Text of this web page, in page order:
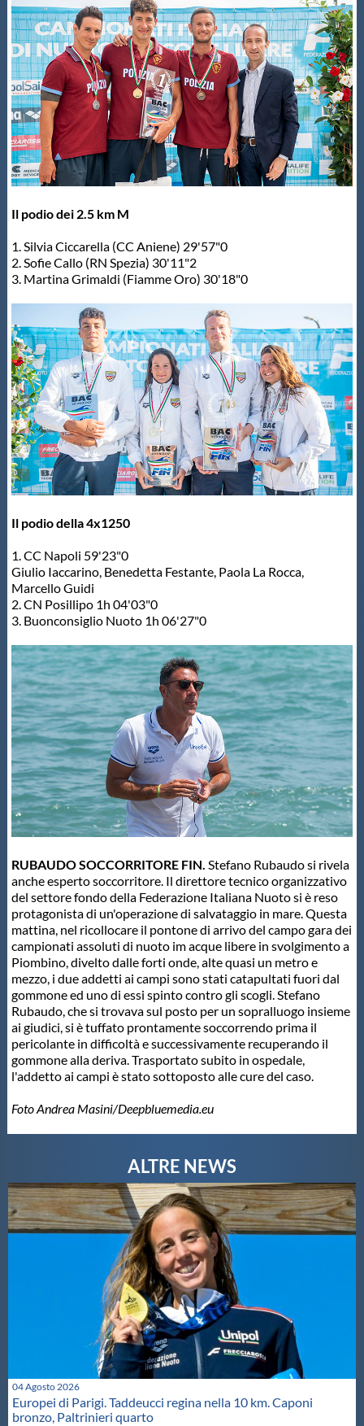
Il podio dei 2.5 km M
1. Silvia Ciccarella (CC Aniene) 29'57"0
2. Sofie Callo (RN Spezia) 30'11"2
3. Martina Grimaldi (Fiamme Oro) 30'18"0
Il podio della 4x1250
1. CC Napoli 59'23"0
Giulio Iaccarino, Benedetta Festante, Paola La Rocca,
Marcello Guidi
2. CN Posillipo 1h 04'03"0
3. Buonconsiglio Nuoto 1h 06'27"0
RUBAUDO SOCCORRITORE FIN. Stefano Rubaudo si rivela
anche esperto soccorritore. Il direttore tecnico organizzativo
del settore fondo della Federazione Italiana Nuoto si è reso
protagonista di un'operazione di salvataggio in mare. Questa
mattina, nel ricollocare il pontone di arrivo del campo gara dei
campionati assoluti di nuoto im acque libere in svolgimento a
Piombino, divelto dalle forti onde, alte quasi un metro e
mezzo, i due addetti ai campi sono stati catapultati fuori dal
gommone ed uno di essi spinto contro gli scogli. Stefano
Rubaudo, che si trovava sul posto per un sopralluogo insieme
ai giudici, si è tuffato prontamente soccorrendo prima il
pericolante in difficoltà e successivamente recuperando il
gommone alla deriva. Trasportato subito in ospedale,
l'addetto ai campi è stato sottoposto alle cure del caso.
Foto Andrea Masini/Deepbluemedia.eu
04 Agosto 2026
Europei di Parigi. Taddeucci regina nella 10 km. Caponi
bronzo, Paltrinieri quarto